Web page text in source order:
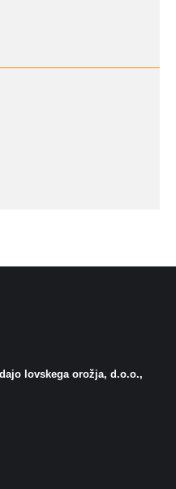
lovskega orožja, d.o.o.,